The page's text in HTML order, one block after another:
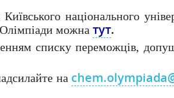
національного
Олімпіади можнатут.
списку переможців,
на